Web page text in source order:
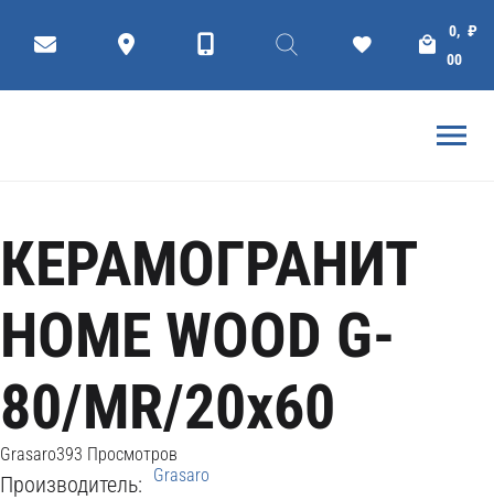
₽
0,
00
ГЛАВНАЯ GRASARO КЕРАМОГРАНИТ
КЕРАМОГРАНИТ
HOME WOOD G-
80/MR/20x60
Grasaro393 Просмотров
Производитель: Grasaro